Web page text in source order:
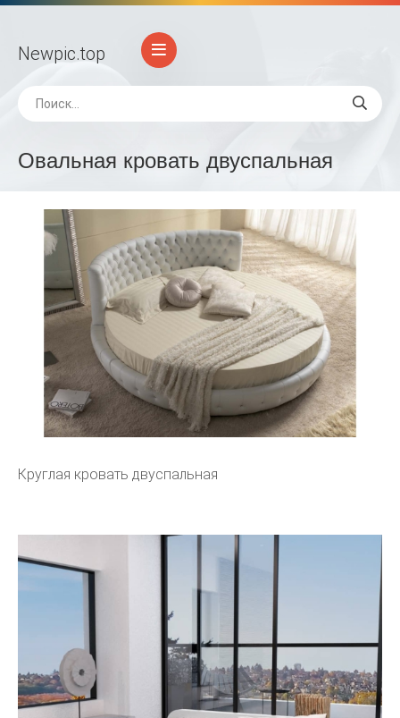
Newpic.top
Овальная кровать двуспальная
Круглая кровать двуспальная